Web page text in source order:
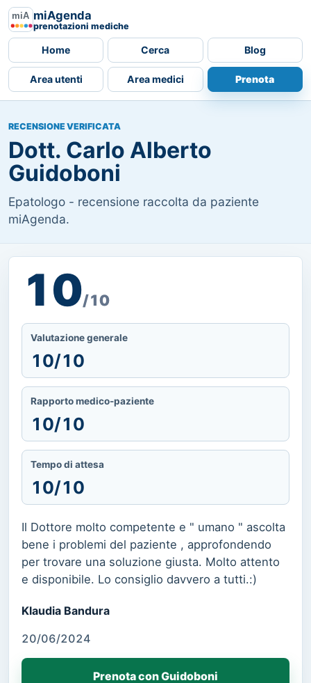
miAgenda
prenotazioni mediche
Home Cerca Blog
Area utenti Area medici Prenota
RECENSIONE VERIFICATA
Dott. Carlo Alberto
Guidoboni
Epatologo - recensione raccolta da paziente
miAgenda.
10/10
Valutazione generale
10/10
Rapporto medico-paziente
10/10
Tempo di attesa
10/10
Il Dottore molto competente e " umano " ascolta
bene i problemi del paziente , approfondendo
per trovare una soluzione giusta. Molto attento
e disponibile. Lo consiglio davvero a tutti.:)
Klaudia Bandura
20/06/2024
Prenota con Guidoboni